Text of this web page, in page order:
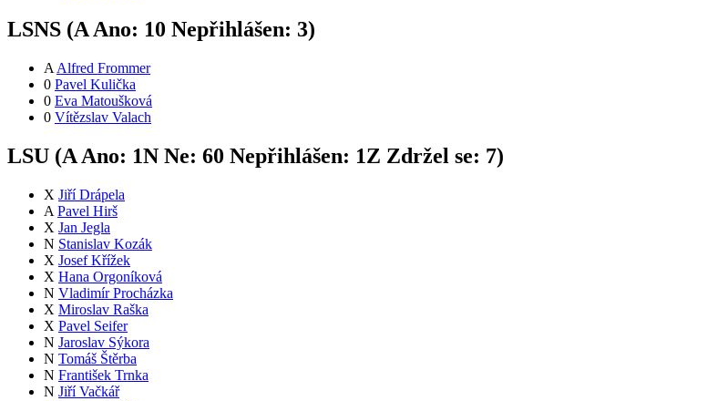
LSNS (AAno: 10 Nepřihlášen: 3)
A Alfred Frommer
0 Pavel Kulička
0 Eva Matoušková
0 Vítězslav Valach
LSU (A Ano: 1N Ne: 60 Nepřihlášen: 1Z Zdržel se: 7)
X Jiří Drápela
A Pavel Hirš
X Jan Jegla
N Stanislav Kozák
X Josef Křížek
X Hana Orgoníková
N Vladimír Procházka
X Miroslav Raška
X Pavel Seifer
N Jaroslav Sýkora
N Tomáš Štěrba
N František Trnka
N Jiří Vačkář